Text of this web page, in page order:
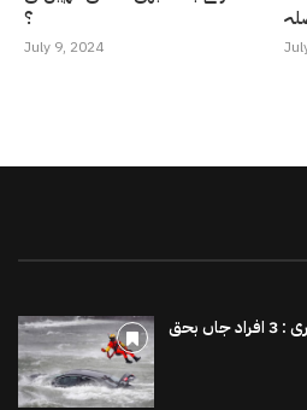
؟
July 9, 2024
بحق